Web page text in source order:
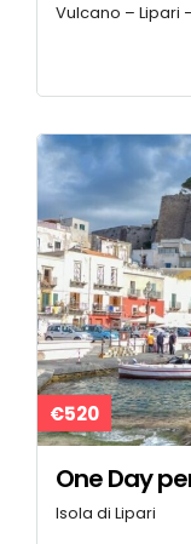
Vulcano – Lipari
€520
One Day
Isola di Lipari